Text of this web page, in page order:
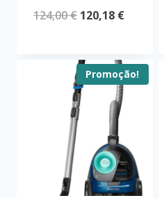
124,00€ 120,18 €
Promoção!